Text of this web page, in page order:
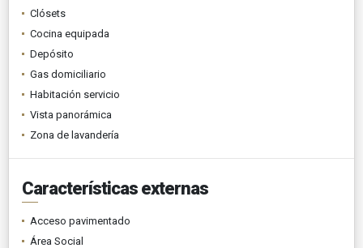
Clósets
Cocina equipada
Depósito
Gas domiciliario
Habitación servicio
Vista panorámica
Zona de lavandería
Características externas
Acceso pavimentado
Área Social